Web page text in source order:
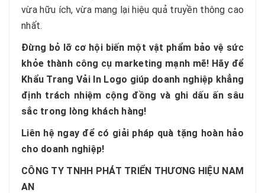
vừa hữu ích, vừa mang lại hiệu quả truyền thông cao
nhất.
Đừng bỏ lỡ cơ hội biến một vật phẩm bảo vệ sức
khỏe thành công cụ marketing mạnh mẽ! Hãy để
Khẩu Trang Vải In Logo giúp doanh nghiệp khẳng
định trách nhiệm cộng đồng và ghi dấu ấn sâu
sắc trong lòng khách hàng!
Liên hệ ngay để có giải pháp quà tặng hoàn hảo
cho doanh nghiệp!
CÔNG TY TNHH PHÁT TRIỂN THƯƠNG HIỆU NAM
AN